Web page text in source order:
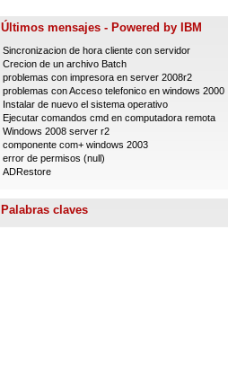
Últimos mensajes - Powered by IBM
Sincronizacion de hora cliente con servidor
Crecion de un archivo Batch
problemas con impresora en server 2008r2
problemas con Acceso telefonico en windows 2000
Instalar de nuevo el sistema operativo
Ejecutar comandos cmd en computadora remota
Windows 2008 server r2
componente com+ windows 2003
error de permisos (null)
ADRestore
Palabras claves